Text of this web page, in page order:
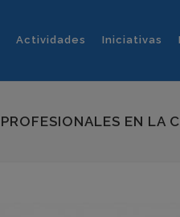
Actividades Iniciativas
EN LA